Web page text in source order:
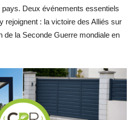
pays. Deux événements essentiels
rejoignent : la victoire des Alliés sur
de la Seconde Guerre mondiale en